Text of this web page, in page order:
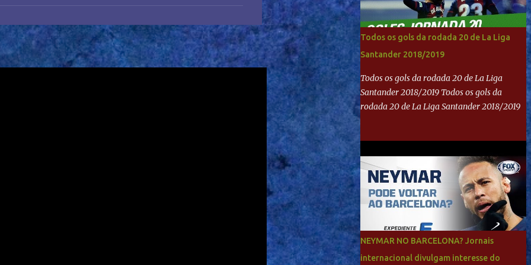
Todos os gols da rodada 20 de La Liga
Santander 2018/2019
Todos os gols da rodada 20 de La Liga
Santander 2018/2019 Todos os gols da
rodada 20 de La Liga Santander 2018/2019
NEYMAR NO BARCELONA? Jornais
internacional divulgam interesse do